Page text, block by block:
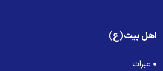
بیت(ع)
عبرات